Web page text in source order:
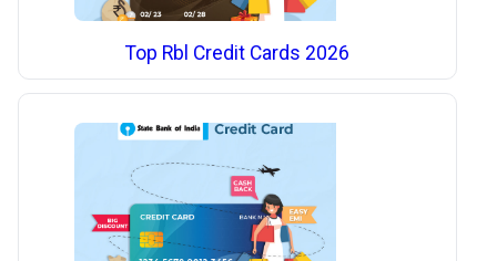
Top Rbl Credit Cards 2026